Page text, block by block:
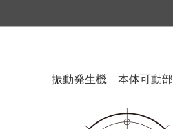
振動発生機 本体可動部